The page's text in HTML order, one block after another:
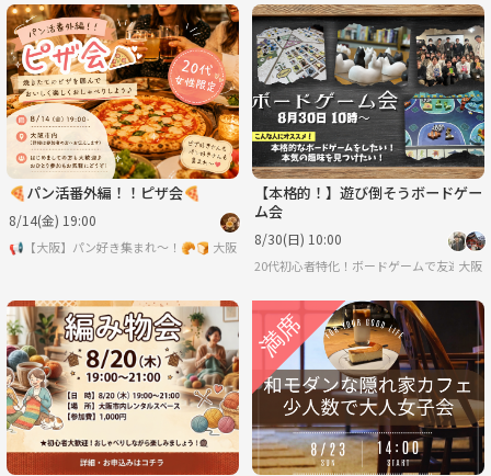
🍕パン活番外編！！ピザ会🍕
8/14(金) 19:00
📢【大阪】パン好き集まれ〜！🥐🍞 大阪
【本格的！】遊び倒そうボードゲー
ム会
8/30(日) 10:00
20代初心者特化！ボードゲームで友達を作
大阪